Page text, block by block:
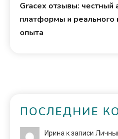
Gracex отзывы: честный
платформы и реального
опыта
ПОСЛЕДНИЕ
Ирина к записи